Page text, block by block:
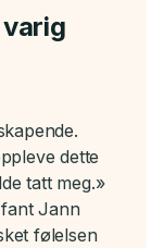
dette
tatt meg.»
Jann
følelsen